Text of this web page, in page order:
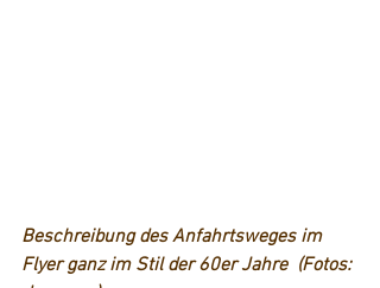
Beschreibung des Anfahrtsweges im
Flyer ganz im Stil der 60er Jahre  (Fotos: